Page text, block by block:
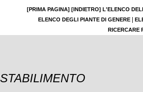
[PRIMA PAGINA] [INDIETRO] L'ELENCO
ELENCO DEGLI PIANTE DI GENERE
RICERCARE
STABILIMENTO